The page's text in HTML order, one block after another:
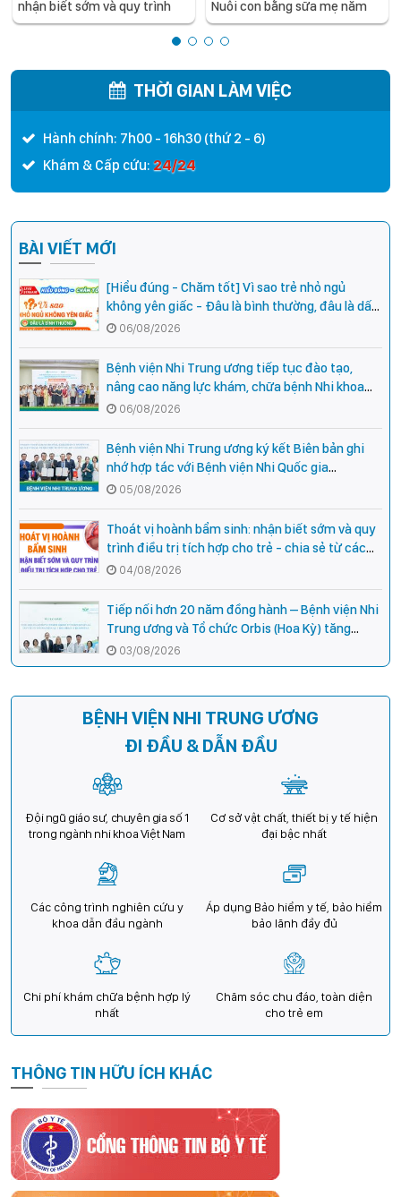
nhận biết sớm và quy trình
điều trị tích hợp cho trẻ -
Nuôi con bằng sữa mẹ năm
2026
THỜI GIAN LÀM VIỆC
Hành chính: 7h00 - 16h30 (thứ 2 - 6)
Khám & Cấp cứu: 24/24
BÀI VIẾT MỚI
[Hiểu đúng - Chăm tốt] Vì sao trẻ nhỏ ngủ
không yên giấc - Đâu là bình thường, đâu là dấu
hiệu cần đi khám ngay?
06/08/2026
Bệnh viện Nhi Trung ương tiếp tục đào tạo,
nâng cao năng lực khám, chữa bệnh Nhi khoa
cho cán bộ y tế tại các tỉnh miền núi phía Bắc
06/08/2026
Bệnh viện Nhi Trung ương ký kết Biên bản ghi
nhớ hợp tác với Bệnh viện Nhi Quốc gia
Campuchia
05/08/2026
Thoát vị hoành bẩm sinh: nhận biết sớm và quy
trình điều trị tích hợp cho trẻ - chia sẻ từ các
chuyên gia hàng đầu của Bệnh Viện Nhi Trung
ương
04/08/2026
Tiếp nối hơn 20 năm đồng hành – Bệnh viện Nhi
Trung ương và Tổ chức Orbis (Hoa Kỳ) tăng
cường hợp tác, mở rộng cơ hội bảo vệ thị lực
cho trẻ em Việt Nam
03/08/2026
BỆNH VIỆN NHI TRUNG ƯƠNG
ĐI ĐẦU & DẪN ĐẦU
Đội ngũ giáo sư, chuyên gia số 1
trong ngành nhi khoa Việt Nam
Cơ sở vật chất, thiết bị y tế hiện
đại bậc nhất
Các công trình nghiên cứu y
khoa dẫn đầu ngành
Áp dụng Bảo hiểm y tế, bảo hiểm
bảo lãnh đầy đủ
Chi phí khám chữa bệnh hợp lý
nhất
Chăm sóc chu đáo, toàn diện
cho trẻ em
THÔNG TIN HỮU ÍCH KHÁC